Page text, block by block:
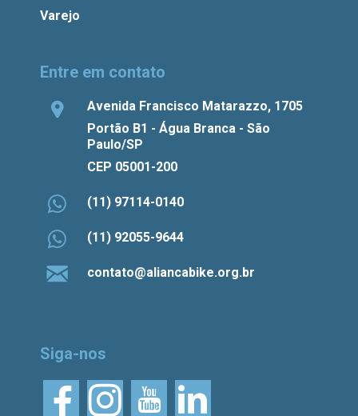
Varejo
Entre em contato
Avenida Francisco Matarazzo, 1705
Portão B1 - Água Branca - São
Paulo/SP
CEP 05001-200
(11) 97114-0140
(11) 92055-9644
contato@aliancabike.org.br
Siga-nos